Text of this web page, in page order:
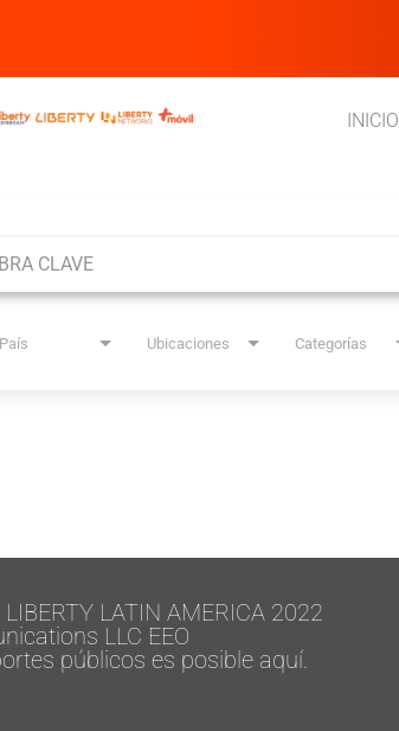
INICIO
País Ubicaciones Categorías
LATIN AMERICA 2022
LLC EEO
públicos es posible aquí.